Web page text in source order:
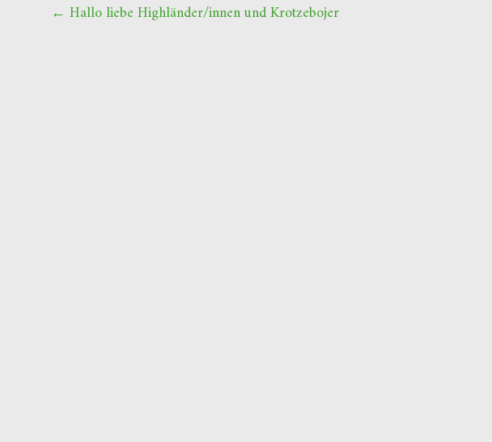
Beitragsnavigation
← Hallo liebe Highländer/innen und Krotzebojer